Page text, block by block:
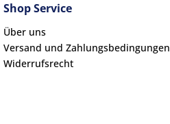
Shop Service
Über uns
Versand und Zahlungsbedingungen
Widerrufsrecht